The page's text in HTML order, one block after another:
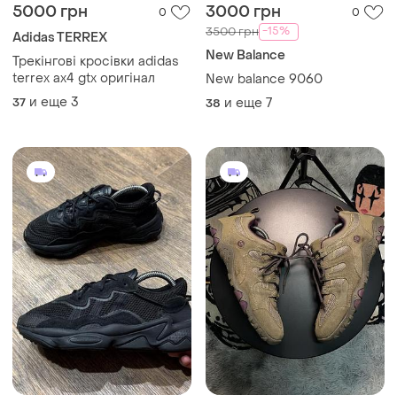
5000 грн 0
Adidas TERREX
Трекінгові кросівки adidas
terrex ax4 gtx оригінал
37 и еще 3
3000 грн 0
3500 грн -15%
New Balance
New balance 9060
38 и еще 7